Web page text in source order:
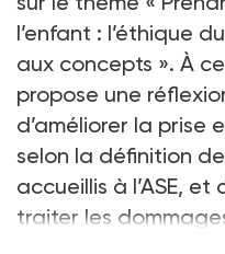
l’enfant : l’éthique
aux concepts ». À
propose une
d’améliorer la prise
selon la définition de
accueillis à l’ASE,
traiter les